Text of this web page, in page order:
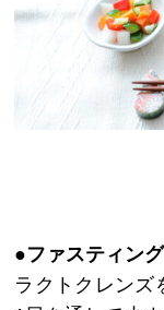
●ファスティン
ラクトクレンズ